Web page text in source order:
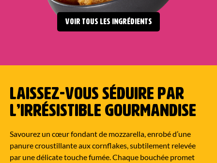
VOIR TOUS LES INGRÉDIENTS
LAISSEZ-VOUS SÉDUIRE PAR
L’IRRÉSISTIBLE GOURMANDISE
Savourez un cœur fondant de mozzarella, enrobé d’une
panure croustillante aux cornflakes, subtilement relevée
par une délicate touche fumée. Chaque bouchée promet